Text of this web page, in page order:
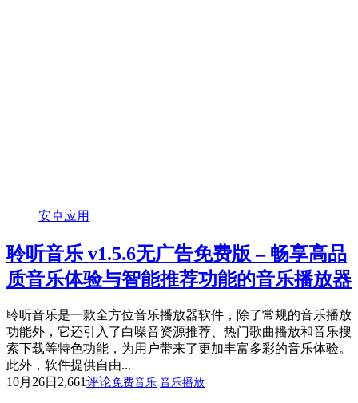
安卓应用
聆听音乐 v1.5.6无广告免费版 – 畅享高品
质音乐体验与智能推荐功能的音乐播放器
聆听音乐是一款全方位音乐播放器软件，除了常规的音乐播放
功能外，它还引入了白噪音资源推荐、热门歌曲播放和音乐搜
索下载等特色功能，为用户带来了更加丰富多彩的音乐体验。
此外，软件提供自由...
10月26日 2,661评论免费音乐 音乐播放